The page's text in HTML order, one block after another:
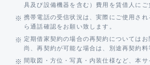
具及び設備機器を含む）費用を賃借人にご
携帯電話の受信状況は、実際にご使用さ
ら通話確認をお願い致します。
定期借家契約の場合の再契約についてはお
尚、再契約が可能な場合は、別途再契約料
間取図・方位・写真・内装仕様など、本